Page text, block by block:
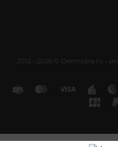
2012 - 2026 © Dermcare.ru -